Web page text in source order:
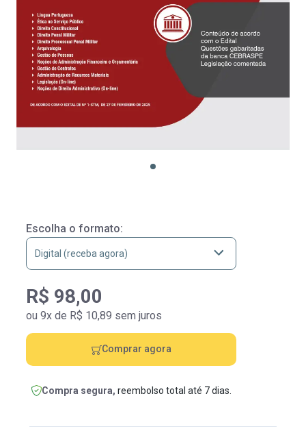
Escolha o formato:
R$ 98,00
ou 9x de R$ 10,89 sem juros
Comprar agora
Compra segura, reembolso total até 7 dias.